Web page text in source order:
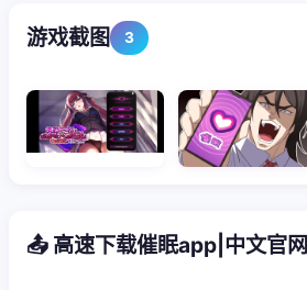
游戏截图 3
📤 高速下载催眠app|中文官网